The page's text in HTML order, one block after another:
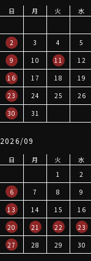
日 月 火 水
2
3 4 5
9
10 11 12
16
17 18 19
23
24 25 26
30
31
2026/09
日 月 火 水
1
2
6
7 8 9
13
14 15 16
20
21 22 23
27
28 29 30